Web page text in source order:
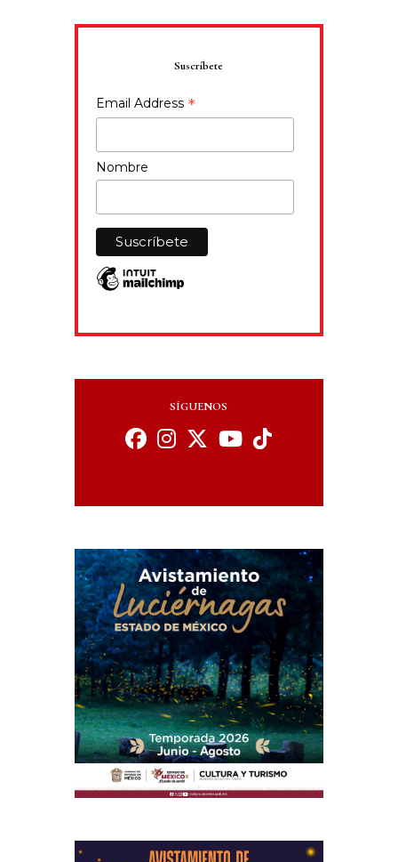
Suscríbete
Email Address *
Nombre
SÍGUENOS